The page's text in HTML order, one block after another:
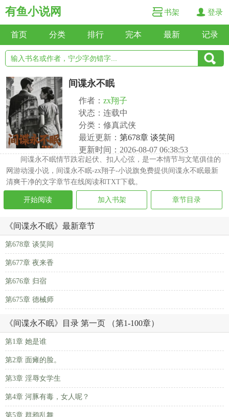
有鱼小说网 书架 登录
首页 分类 排行 完本 最新 记录
间谍永不眠
作者： zx翔子
状态：连载中
分类：修真武侠
最近更新： 第678章 谈笑间
更新时间：2026-08-07 06:38:53
间谍永不眠情节跌宕起伏、扣人心弦，是一本情节与文笔俱佳的
网游动漫小说，间谍永不眠-zx翔子-小说旗免费提供间谍永不眠最新
清爽干净的文字章节在线阅读和TXT下载。
开始阅读 加入书架 章节目录
《间谍永不眠》最新章节
第678章 谈笑间
第677章 夜来香
第676章 归宿
第675章 德械师
《间谍永不眠》目录 第一页 （第1-100章）
第1章 她是谁
第2章 面瘫的脸。
第3章 淫辱女学生
第4章 河豚有毒，女人呢？
第5章 群鸦乱舞